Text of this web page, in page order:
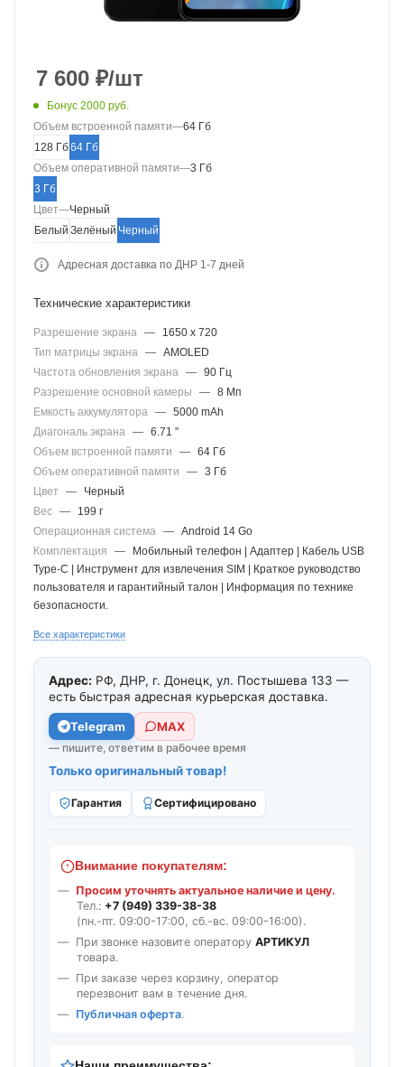
7 600 ₽/шт
Бонус 2000 руб.
Объем встроенной памяти—64 Гб
128 Гб 64 Гб
Объем оперативной памяти—3 Гб
3 Гб
Цвет—Черный
Белый Зелёный Черный
Адресная доставка по ДНР 1-7 дней
Технические характеристики
Разрешение экрана —
1650 x 720
Тип матрицы экрана — AMOLED
Частота обновления экрана — 90 Гц
Разрешение основной камеры
— 8 Мп
Емкость аккумулятора — 5000 mAh
Диагональ экрана — 6.71 "
Объем встроенной памяти
— 64 Гб
Объем оперативной памяти
— 3 Гб
Цвет
—
Черный
Вес —
199 г
Операционная система — Android 14 Go
Комплектация
—
Мобильный телефон | Адаптер | Кабель USB
Type-C | Инструмент для извлечения SIM | Краткое руководство
пользователя и гарантийный талон | Информация по технике
безопасности.
Все характеристики
Адрес: РФ, ДНР, г. Донецк, ул. Постышева 133 —
есть быстрая адресная курьерская доставка.
Telegram МАХ
— пишите, ответим в рабочее время
Только оригинальный товар!
Гарантия Сертифицировано
Внимание покупателям:
Просим уточнять актуальное наличие и цену.
Тел.: +7 (949) 339-38-38
(пн.-пт. 09:00-17:00, сб.-вс. 09:00-16:00).
При звонке назовите оператору АРТИКУЛ
товара.
При заказе через корзину, оператор
перезвонит вам в течение дня.
Публичная оферта.